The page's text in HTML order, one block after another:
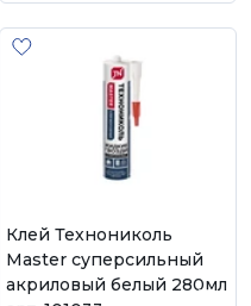
Клей Технониколь
Master суперсильный
акриловый белый 280мл